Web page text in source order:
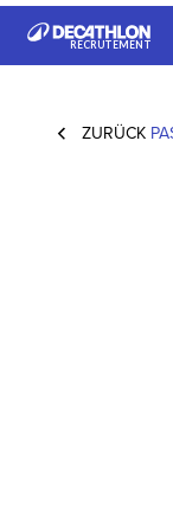
RECRUTEMENT
ZURÜCK